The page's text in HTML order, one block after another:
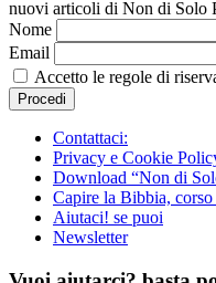
nuovi articoli di Non di Solo
Nome
Email
Accetto le regole di
Contattaci:
Privacy e Cookie
Download “Non di
Capire la Bibbia,
Aiutaci! se puoi
Newsletter